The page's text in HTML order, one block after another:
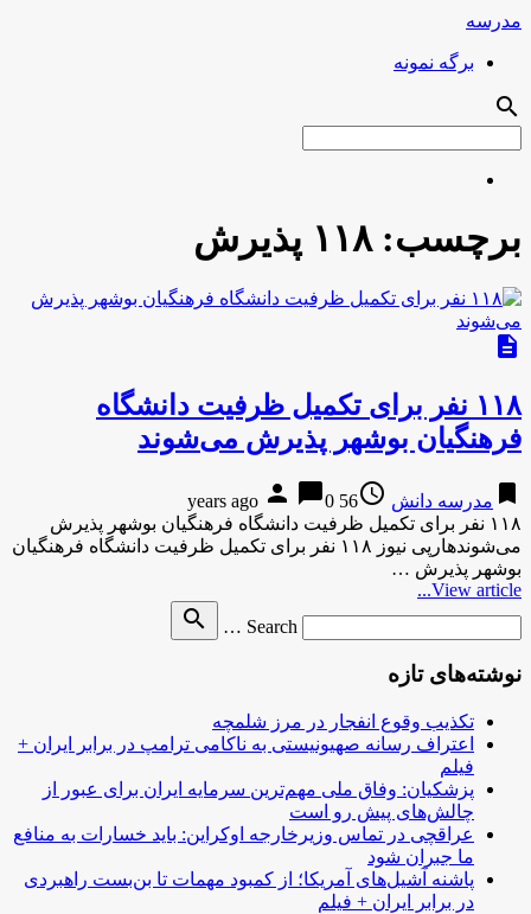
مدرسه
برگه نمونه
search
برچسب:۱۱۸ پذیرش
description
۱۱۸ نفر برای تکمیل ظرفیت دانشگاه
فرهنگیان بوشهر پذیرش می‌شوند
bookmark مدرسه دانش access_time
56 years ago
person chat_bubble0
۱۱۸ نفر برای تکمیل ظرفیت دانشگاه فرهنگیان بوشهر پذیرش
می‌شوندهارپی نیوز ۱۱۸ نفر برای تکمیل ظرفیت دانشگاه فرهنگیان
بوشهر پذیرش …
View article...
Search …
search
نوشته‌های تازه
تکذیب وقوع انفجار در مرز شلمچه
اعتراف رسانه صهیونیستی به ناکامی ترامپ در برابر ایران +
فیلم
پزشکیان: وفاق ملی مهم‌ترین سرمایه ایران برای عبور از
چالش‌های پیش رو است
عراقچی در تماس وزیرخارجه اوکراین: باید خسارات به منافع
ما جبران شود
پاشنه آشیل‌های آمریکا؛ از کمبود مهمات تا بن‌بست راهبردی
در برابر ایران + فیلم